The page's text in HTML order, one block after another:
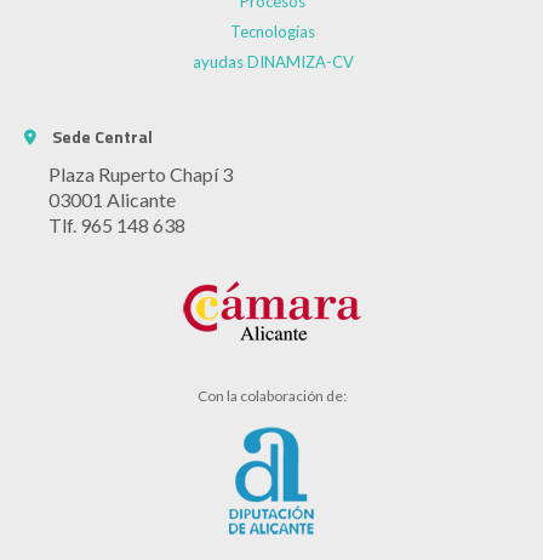
Tecnologías
ayudas DINAMIZA-CV
Sede Central
Plaza Ruperto Chapí 3
03001 Alicante
Tlf. 965 148 638
Con la colaboración de: